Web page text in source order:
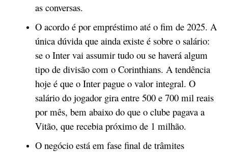
as conversas.
O acordo é por empréstimo até o fim de 2025. A
única dúvida que ainda existe é sobre o salário:
se o Inter vai assumir tudo ou se haverá algum
tipo de divisão com o Corinthians. A tendência
hoje é que o Inter pague o valor integral. O
salário do jogador gira entre 500 e 700 mil reais
por mês, bem abaixo do que o clube pagava a
Vitão, que recebia próximo de 1 milhão.
O negócio está em fase final de trâmites